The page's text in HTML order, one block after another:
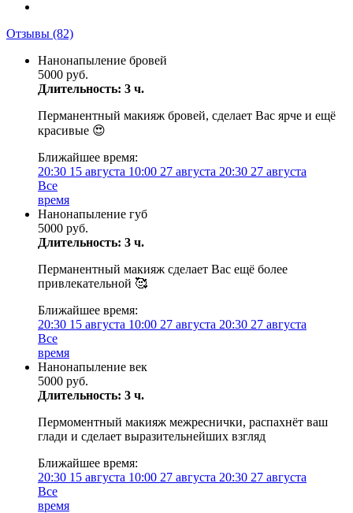
Отзывы (82)
Нанонапыление бровей
5000 руб.
Длительность: 3 ч.
Перманентный макияж бровей, сделает Вас ярче и ещё
красивые 😍
Ближайшее время:
20:30 15 августа 10:00 27 августа 20:30 27 августа
Все
время
Нанонапыление губ
5000 руб.
Длительность: 3 ч.
Перманентный макияж сделает Вас ещё более
привлекательной 🥰
Ближайшее время:
20:30 15 августа 10:00 27 августа 20:30 27 августа
Все
время
Нанонапыление век
5000 руб.
Длительность: 3 ч.
Пермоментный макияж межреснички, распахнёт ваш
глади и сделает выразительнейших взгляд
Ближайшее время:
20:30 15 августа 10:00 27 августа 20:30 27 августа
Все
время